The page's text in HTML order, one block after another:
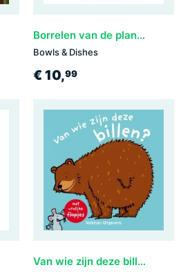
Borrelen van de plank - in 12 heerlijke landen
Bowls & Dishes
€ 10,99
Van wie zijn deze billen?